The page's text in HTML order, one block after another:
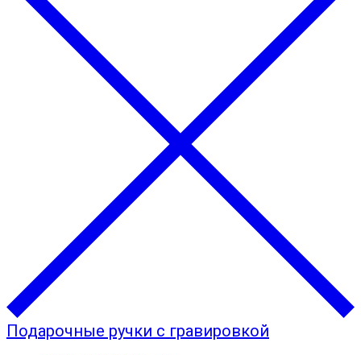
Подарочные ручки с гравировкой